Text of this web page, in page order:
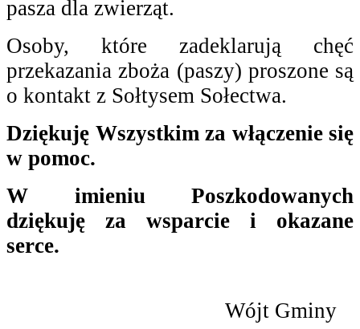
pasza dla zwierząt.
Osoby, które zadeklarują chęć
przekazania zboża (paszy) proszone są
o kontakt z Sołtysem Sołectwa.
Dziękuję Wszystkim za włączenie się
w pomoc.
W imieniu Poszkodowanych
dziękuję za wsparcie i okazane
serce.
Wójt Gminy